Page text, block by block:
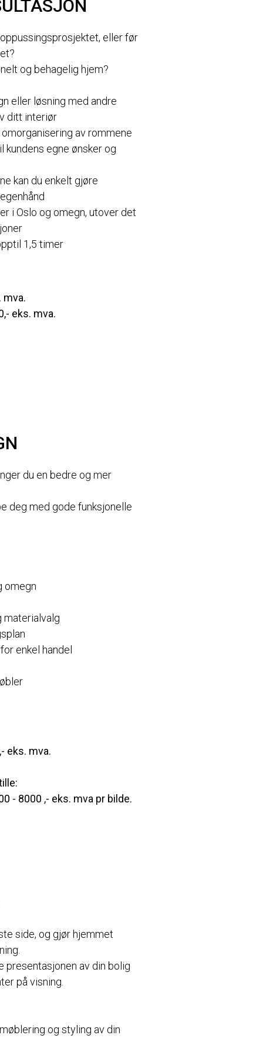
eller før
og behagelig hjem?
eller løsning med andre
ditt interiør
av rommene
kundens egne ønsker og
kan du enkelt gjøre
i Oslo og omegn, utover det
1,5 timer
mva.
eks. mva.
du en bedre og mer
deg med gode funksjonelle
omegn
materialvalg
enkel handel
eks. mva.
- 8000 ,- eks. mva pr bilde.
side, og gjør hjemmet
presentasjonen av din bolig
på visning.
og styling av din